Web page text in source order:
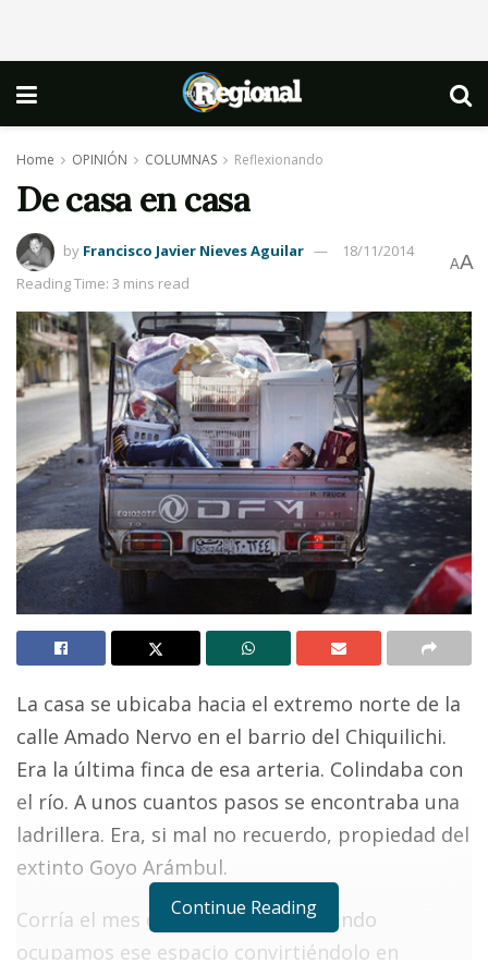
Home OPINIÓN COLUMNAS Reflexionando
De casa en casa
by Francisco Javier Nieves Aguilar
18/11/2014
Reading Time: 3 mins read
AA
La casa se ubicaba hacia el extremo norte de la
calle Amado Nervo en el barrio del Chiquilichi.
Era la última finca de esa arteria. Colindaba con
el río. A unos cuantos pasos se encontraba una
ladrillera. Era, si mal no recuerdo, propiedad del
extinto Goyo Arámbul.
Corría el mes de mayo de 1982 cuando
ocupamos ese espacio convirtiéndolo en
Continue Reading